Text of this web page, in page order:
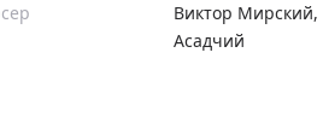
Виктор Мирский,
Асадчий